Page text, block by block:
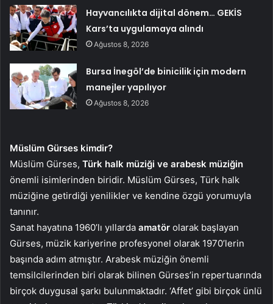
Hayvancılıkta dijital dönem… GEKİS
Kars’ta uygulamaya alındı
Ağustos 8, 2026
Bursa İnegöl’de binicilik için modern
manejler yapılıyor
Ağustos 8, 2026
Müslüm Gürses kimdir?
Müslüm Gürses, Türk halk müziği ve arabesk müziğin
önemli isimlerinden biridir. Müslüm Gürses, Türk halk
müziğine getirdiği yenilikler ve kendine özgü yorumuyla
tanınır.
Sanat hayatına 1960’lı yıllarda amatör olarak başlayan
Gürses, müzik kariyerine profesyonel olarak 1970’lerin
başında adım atmıştır. Arabesk müziğin önemli
temsilcilerinden biri olarak bilinen Gürses’in repertuarında
birçok duygusal şarkı bulunmaktadır. ‘Affet’ gibi birçok ünlü